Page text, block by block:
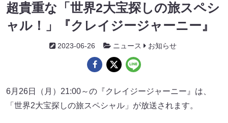
超貴重な「世界2大宝探しの旅スペシ
ャル！」『クレイジージャーニー』
2023-06-26 ニュース お知らせ
6月26日（月）21:00～の『クレイジージャーニー』は、
「世界2大宝探しの旅スペシャル」が放送されます。